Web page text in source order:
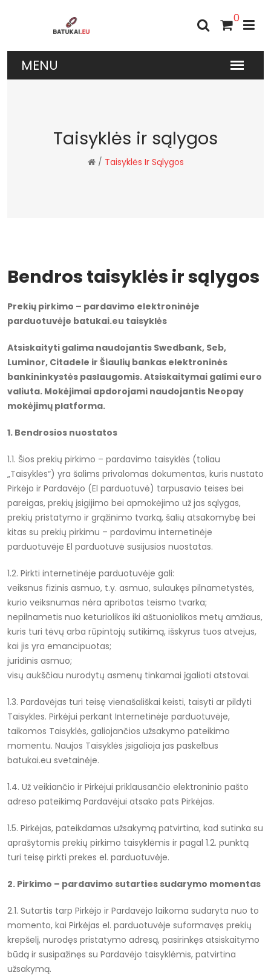
0
Taisyklės ir sąlygos
/ Taisyklės Ir Sąlygos
Bendros taisyklės ir sąlygos
Prekių pirkimo – pardavimo elektroninėje
parduotuvėje batukai.eu taisyklės
Atsiskaityti galima naudojantis Swedbank, Seb,
Luminor, Citadele ir Šiaulių bankas elektroninės
bankininkystės paslaugomis. Atsiskaitymai galimi euro
valiuta. Mokėjimai apdorojami naudojantis Neopay
mokėjimų platforma.
1. Bendrosios nuostatos
1.1. Šios prekių pirkimo – pardavimo taisyklės (toliau
„Taisyklės“) yra šalims privalomas dokumentas, kuris nustato
Pirkėjo ir Pardavėjo (El parduotuvė) tarpusavio teises bei
pareigas, prekių įsigijimo bei apmokėjimo už jas sąlygas,
prekių pristatymo ir grąžinimo tvarką, šalių atsakomybę bei
kitas su prekių pirkimu – pardavimu internetinėje
parduotuvėje El parduotuvė susijusios nuostatas.
1.2. Pirkti internetinėje parduotuvėje gali:
veiksnus fizinis asmuo, t.y. asmuo, sulaukęs pilnametystės,
kurio veiksnumas nėra apribotas teismo tvarka;
nepilnametis nuo keturiolikos iki aštuoniolikos metų amžiaus,
kuris turi tėvų arba rūpintojų sutikimą, išskyrus tuos atvejus,
kai jis yra emancipuotas;
juridinis asmuo;
visų aukščiau nurodytų asmenų tinkamai įgalioti atstovai.
1.3. Pardavėjas turi teisę vienašališkai keisti, taisyti ar pildyti
Taisykles. Pirkėjui perkant Internetinėje parduotuvėje,
taikomos Taisyklės, galiojančios užsakymo pateikimo
momentu. Naujos Taisyklės įsigalioja jas paskelbus
batukai.eu svetainėje.
1.4. Už veikiančio ir Pirkėjui priklausančio elektroninio pašto
adreso pateikimą Pardavėjui atsako pats Pirkėjas.
1.5. Pirkėjas, pateikdamas užsakymą patvirtina, kad sutinka su
aprašytomis prekių pirkimo taisyklėmis ir pagal 1.2. punktą
turi teisę pirkti prekes el. parduotuvėje.
2. Pirkimo – pardavimo sutarties sudarymo momentas
2.1. Sutartis tarp Pirkėjo ir Pardavėjo laikoma sudaryta nuo to
momento, kai Pirkėjas el. parduotuvėje suformavęs prekių
krepšelį, nurodęs pristatymo adresą, pasirinkęs atsiskaitymo
būdą ir susipažinęs su Pardavėjo taisyklėmis, patvirtina
užsakymą.